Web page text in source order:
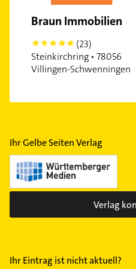
Braun Immobilien
5
(23)
Steinkirchring • 78056
Villingen-Schwenningen
Ihr Gelbe Seiten Verlag
Verlag
Ihr Eintrag ist nicht aktuell?